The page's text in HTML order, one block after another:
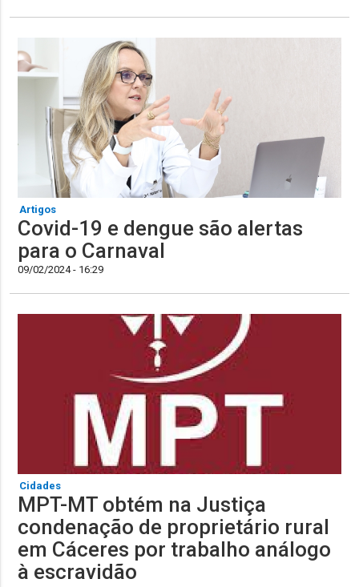
Artigos
Covid-19 e dengue são alertas
para o Carnaval
09/02/2024 - 16:29
Cidades
MPT-MT obtém na Justiça
condenação de proprietário rural
em Cáceres por trabalho análogo
à escravidão